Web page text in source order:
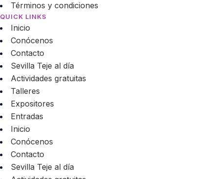
Términos y condiciones
QUICK LINKS
Inicio
Conócenos
Contacto
Sevilla Teje al día
Actividades gratuitas
Talleres
Expositores
Entradas
Inicio
Conócenos
Contacto
Sevilla Teje al día